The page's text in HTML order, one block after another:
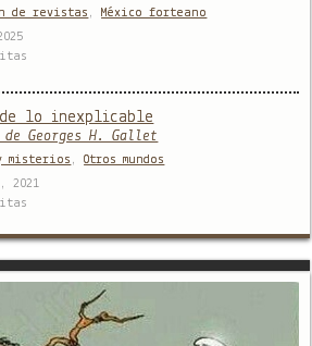
de revistas , México forteano
lo inexplicable
de Georges H. Gallet
misterios ,Otros mundos
2021